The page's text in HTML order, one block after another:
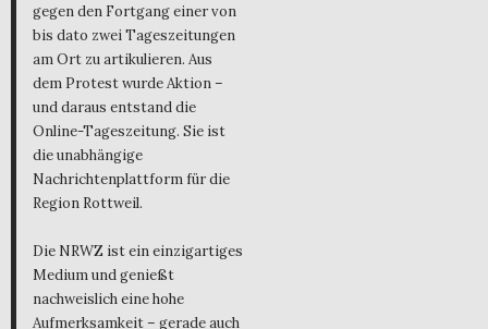
gegen den Fortgang einer von
bis dato zwei Tageszeitungen
am Ort zu artikulieren. Aus
dem Protest wurde Aktion –
und daraus entstand die
Online-Tageszeitung. Sie ist
die unabhängige
Nachrichtenplattform für die
Region Rottweil.
Die NRWZ ist ein einzigartiges
Medium und genießt
nachweislich eine hohe
Aufmerksamkeit – gerade auch